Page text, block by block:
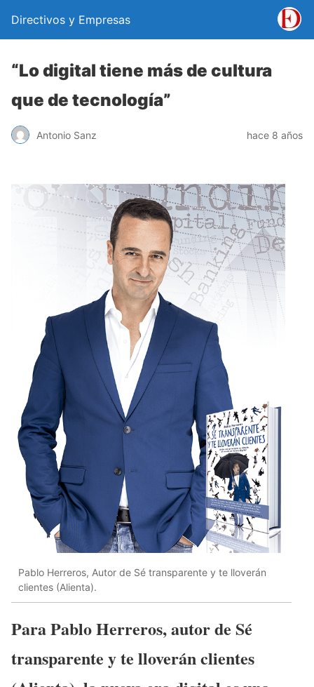
Directivos y Empresas
“Lo digital tiene más de cultura
que de tecnología”
Antonio Sanz hace 8 años
Pablo Herreros, Autor de Sé transparente y te lloverán
clientes (Alienta).
Para Pablo Herreros, autor de Sé
transparente y te lloverán clientes